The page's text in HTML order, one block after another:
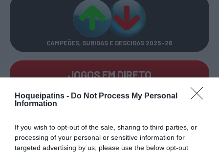
Hoqueipatins - Do Not Process My Personal
Information
If you wish to opt-out of the sale, sharing to third parties, or
processing of your personal or sensitive information for
targeted advertising by us, please use the below opt-out
CAMPEÕES, SUBIDAS E DESCIDAS 2025-26
JOGOS EM DIRETO
ÚLTIMOS
RESULTADOS
DO DIA
NOMEAÇÕES
DE ÁRBITROS